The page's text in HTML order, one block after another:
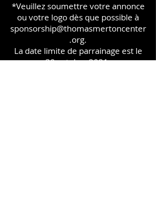
*Veuillez soumettre votre annonce
ou votre logo dès que possible à
sponsorship@thomasmertoncenter
.org.
La date limite de parrainage est le
30 octobre 2021.